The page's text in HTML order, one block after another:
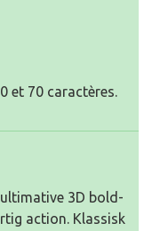
et 70 caractères.
3D bold-
action. Klassisk